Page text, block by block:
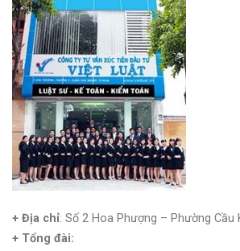
+ Địa chỉ: Số 2 Hoa Phượng – Phường Cầu
+ Tổng đài: